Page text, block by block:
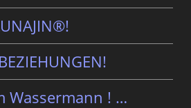
Wassermann ! …